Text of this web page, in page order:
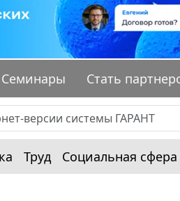
Семинары Стать
Труд Социальная сфера